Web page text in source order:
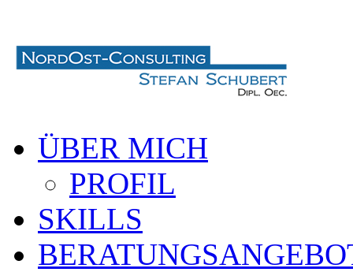
ÜBER MICH
PROFIL
SKILLS